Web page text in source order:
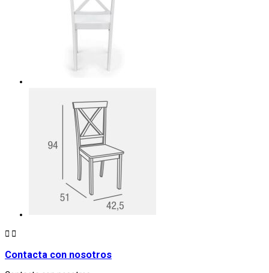
 
Contacta con nosotros